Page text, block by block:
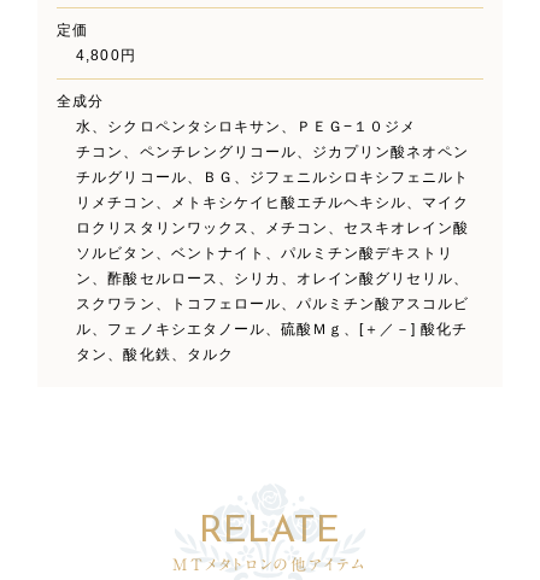
定価
4,800円
全成分
水、シクロペンタシロキサン、ＰＥＧ−１０ジメ
チコン、ペンチレングリコール、ジカプリン酸ネオペン
チルグリコール、ＢＧ、ジフェニルシロキシフェニルト
リメチコン、メトキシケイヒ酸エチルヘキシル、マイク
ロクリスタリンワックス、メチコン、セスキオレイン酸
ソルビタン、ベントナイト、パルミチン酸デキストリ
ン、酢酸セルロース、シリカ、オレイン酸グリセリル、
スクワラン、トコフェロール、パルミチン酸アスコルビ
ル、フェノキシエタノール、硫酸Ｍｇ、[＋／－] 酸化チ
タン、酸化鉄、タルク
MTメタトロンの他アイテム